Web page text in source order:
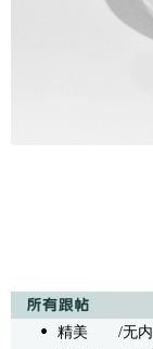
精美 /无内容